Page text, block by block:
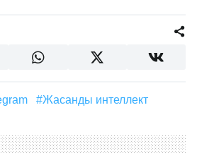
#жасанды интеллект